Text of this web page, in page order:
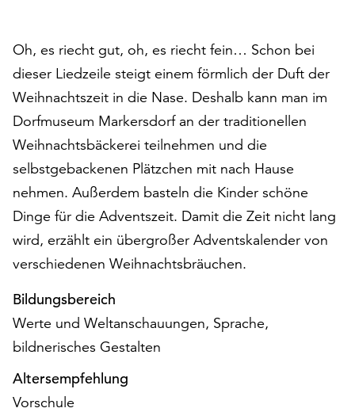
akzeptieren“,
um
alle
Cookies
zu
akzeptieren.
Sie
können
Ihr
Einverständnis
jederzeit
ändern
und
widerrufen.
Dafür
steht
Ihnen
Ende
der
Oh, es riecht gut, oh, es riecht fein… Schon bei
dieser Liedzeile steigt einem förmlich der Duft der
Weihnachtszeit in die Nase. Deshalb kann man im
Dorfmuseum Markersdorf an der traditionellen
Weihnachtsbäckerei teilnehmen und die
selbstgebackenen Plätzchen mit nach Hause
nehmen. Außerdem basteln die Kinder schöne
Dinge für die Adventszeit. Damit die Zeit nicht lang
wird, erzählt ein übergroßer Adventskalender von
verschiedenen Weihnachtsbräuchen.
Bildungsbereich
Werte und Weltanschauungen, Sprache,
bildnerisches Gestalten
Altersempfehlung
Vorschule